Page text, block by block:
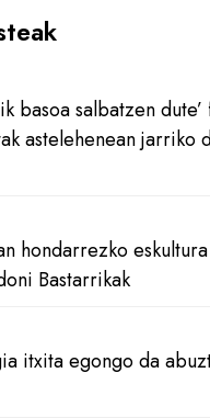
basoa salbatzen dute’
astelehenean jarriko
hondarrezko
Bastarrikak
itxita egongo da